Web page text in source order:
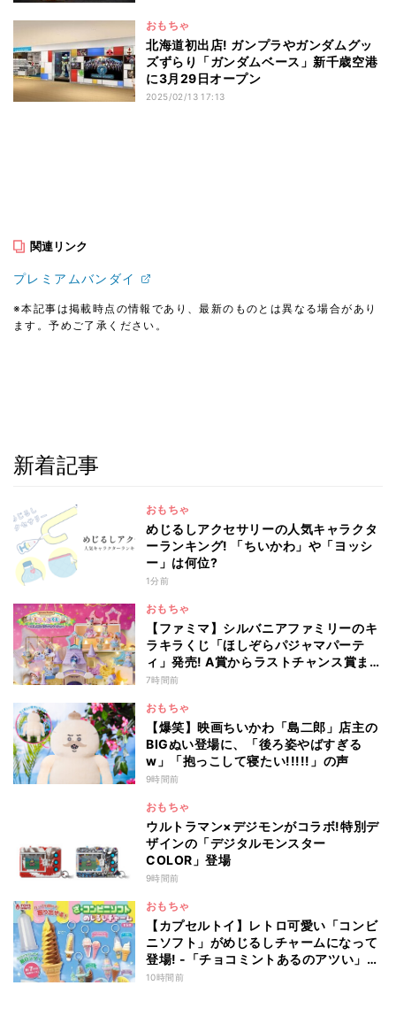
おもちゃ
北海道初出店! ガンプラやガンダムグッ
ズずらり「ガンダムベース」新千歳空港
に3月29日オープン
2025/02/13 17:13
関連リンク
プレミアムバンダイ
※本記事は掲載時点の情報であり、最新のものとは異なる場合があり
ます。予めご了承ください。
新着記事
おもちゃ
めじるしアクセサリーの人気キャラクタ
ーランキング! 「ちいかわ」や「ヨッシ
ー」は何位?
1分前
おもちゃ
【ファミマ】シルバニアファミリーのキ
ラキラくじ「ほしぞらパジャマパーテ
ィ」発売! A賞からラストチャンス賞まで
を一覧で紹介
7時間前
おもちゃ
【爆笑】映画ちいかわ「島二郎」店主の
BIGぬい登場に、「後ろ姿やばすぎる
w」「抱っこして寝たい!!!!!」の声
9時間前
おもちゃ
ウルトラマン×デジモンがコラボ!特別デ
ザインの「デジタルモンスター
COLOR」登場
9時間前
おもちゃ
【カプセルトイ】レトロ可愛い「コンビ
ニソフト」がめじるしチャームになって
登場! -「チョコミントあるのアツい」
「中身出せるのたのしい」と話題
10時間前